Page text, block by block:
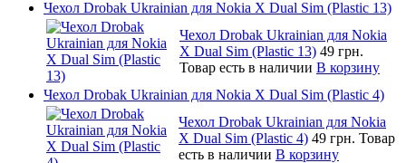
Чехол Drobak Ukrainian для Nokia X Dual Sim (Plastic 13)
Чехол Drobak Ukrainian для Nokia
X Dual Sim (Plastic 13) 49 грн.
Товар есть в наличии В корзину
Чехол Drobak Ukrainian для Nokia X Dual Sim (Plastic 4)
Чехол Drobak Ukrainian для Nokia
X Dual Sim (Plastic 4) 49 грн. Товар
есть в наличии В корзину